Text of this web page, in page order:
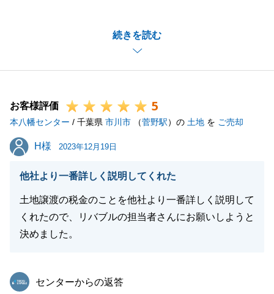
続きを読む
成約に至らない状況の中で弊社にご売却をお任せいた
だき、F様のご協力のおかげで、ご成約まで進むこと
ができ大変嬉しく思います。
し上げます。
またなにかお力になれることがありましたらお気軽に
ご連絡くださいませ。
閉じる
お客様評価 5
本八幡センター / 千葉県 市川市 （菅野駅）の 土地 を ご売却
H様
H様 2023年12月19日
他社より一番詳しく説明してくれた
土地譲渡の税金のことを他社より一番詳しく説明して
くれたので、リバブルの担当者さんにお願いしようと
決めました。
東急リバブル
センターからの返答